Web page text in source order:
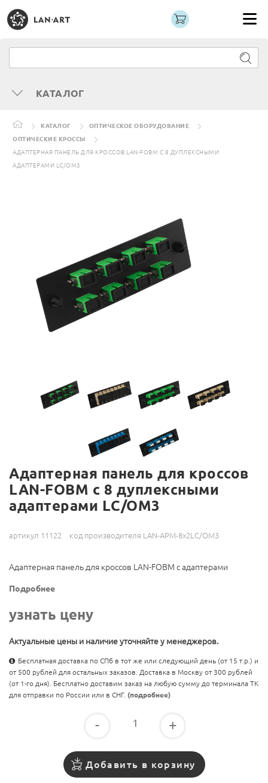
КАТАЛОГ
КАТАЛОГ
ОПТИЧЕСКОЕ ОБОРУДОВАНИЕ
ОПТИЧЕСКИЕ КРОССЫ
АДАПТЕРНАЯ ПАНЕЛЬ ДЛЯ КРОССОВ LAN-FOBM С 8 ДУПЛЕКСНЫМИ
АДАПТЕРАМИ LC/OM3
Адаптерная панель для кроссов
LAN-FOBM с 8 дуплексными
адаптерами LC/OM3
артикул 11122 код производителя LAN-APM-8x2LC/OM3
Адаптерная панель для кроссов LAN-FOBM с адаптерами
Подробнее
узнать цену
Актуальные цены и наличие уточняйте у менеджеров.
Бесплатная доставка по СПб в тот же или следующий день (от 15 т.р.) и
от 500 рублей для остальных заказов. Доставка в Москву от 300 рублей
(от 1-го дня). Бесплатно доставим заказ на любую сумму до терминала ТК
для отправки по России или в СНГ. (подробнее)
- +
Добавить в корзину